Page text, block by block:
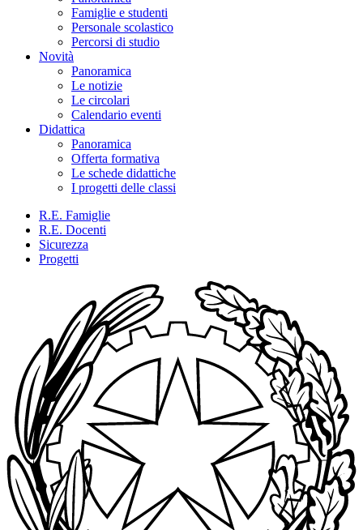
Famiglie e studenti
Personale scolastico
Percorsi di studio
Novità
Panoramica
Le notizie
Le circolari
Calendario eventi
Didattica
Panoramica
Offerta formativa
Le schede didattiche
I progetti delle classi
R.E. Famiglie
R.E. Docenti
Sicurezza
Progetti